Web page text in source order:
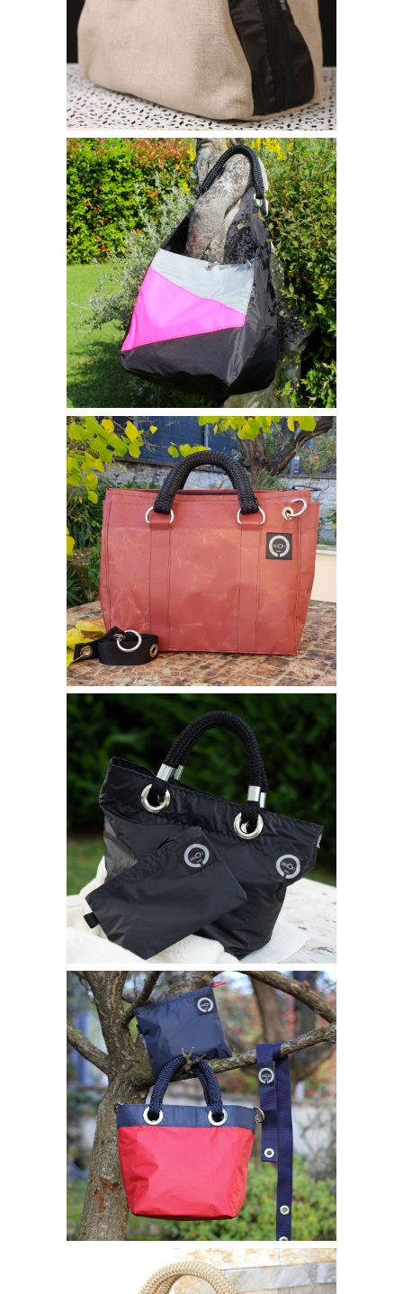
270,00€
Borse bisou
BORSA SPALLA LEA
240,00€
Borse bisou
BIG BAG
Borse bisou
BORSA REVERSO
280,00€
Borse bisou
BORSA REVERSO VELA NYLON
260,00€